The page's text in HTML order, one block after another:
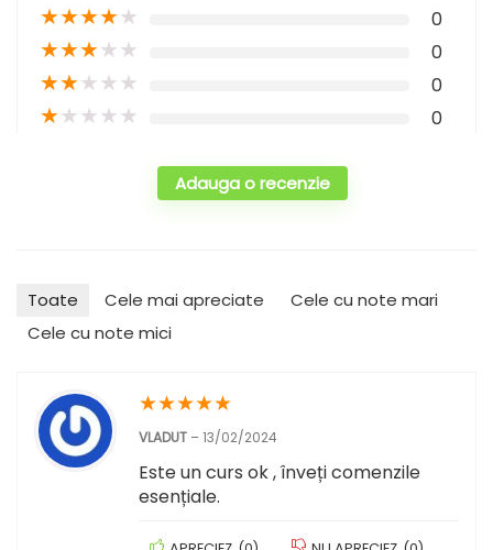
★★★★★ 0
★★★★★ 0
★★★★★ 0
★★★★★ 0
Adauga o recenzie
Toate Cele mai apreciate
Cele cu note mari
Cele cu note mici
★★★★★
VLADUT –13/02/2024
Este un curs ok , înveți comenzile
esențiale.